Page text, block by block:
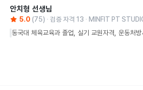
안치형 선생님
5.0 (75) 검증 자격 13
MINFIT PT
동국대 체육교육과 졸업, 실기 교원자격, 운동처방